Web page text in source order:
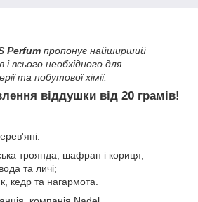
Perfum пропонує найширший
всього необхідного для
та побутової хімії.
віддушки від 20 грамів!
троянда, шафран і кориця;
та личі;
кедр та нагармота.